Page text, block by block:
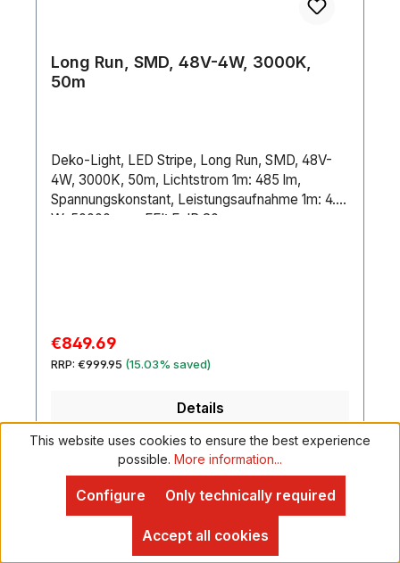
Long Run, SMD, 48V-4W, 3000K,
50m
Deko-Light, LED Stripe, Long Run, SMD, 48V-
4W, 3000K, 50m, Lichtstrom 1m: 485 lm,
Spannungskonstant, Leistungsaufnahme 1m: 4.0
W, 50000 mm, EEI: E, IP 20
Sale price:
€849.69
RRP: Regular price:
€999.95 (15.03% saved)
Details
This website uses cookies to ensure the best experience
possible. More information...
Only technically required
Configure
Accept all cookies